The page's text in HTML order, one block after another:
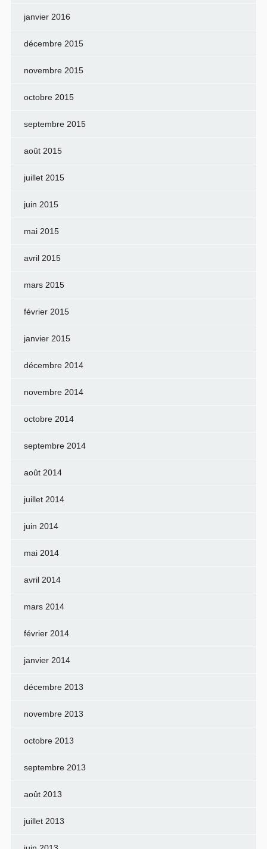
janvier 2016
décembre 2015
novembre 2015
octobre 2015
septembre 2015
août 2015
juillet 2015
juin 2015
mai 2015
avril 2015
mars 2015
février 2015
janvier 2015
décembre 2014
novembre 2014
octobre 2014
septembre 2014
août 2014
juillet 2014
juin 2014
mai 2014
avril 2014
mars 2014
février 2014
janvier 2014
décembre 2013
novembre 2013
octobre 2013
septembre 2013
août 2013
juillet 2013